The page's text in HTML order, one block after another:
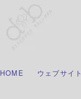
HOME ウェブサイト